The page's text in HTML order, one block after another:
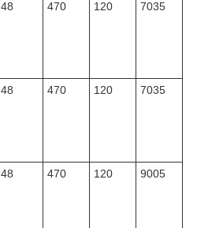
48 470 120 7035
48 470 120 7035
48 470 120 9005